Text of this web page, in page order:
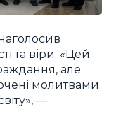
та віри. «Цей
але
молитвами
—